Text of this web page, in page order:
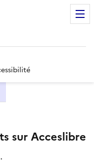
sur Acceslibre